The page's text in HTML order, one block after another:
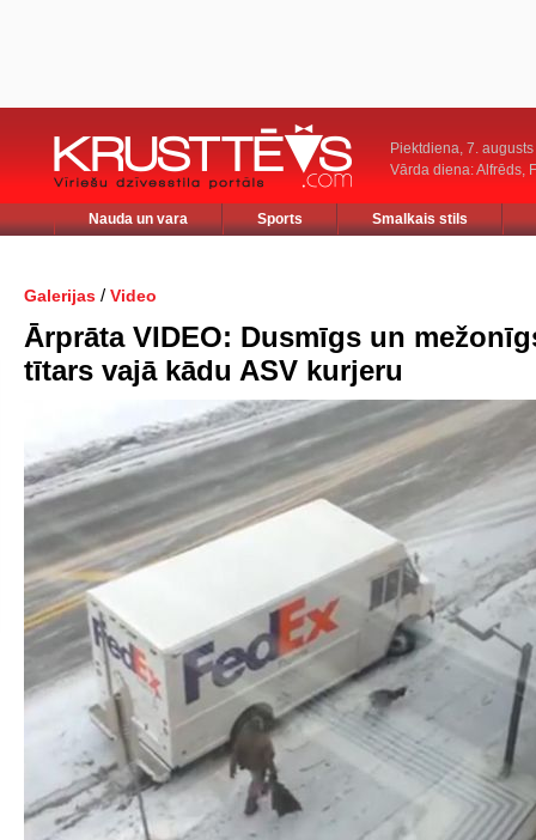
Piektdiena, 7. augusts
Vārda diena: Alfrēds,
Nauda un vara Sports Smalkais stils
Galerijas / Video
Ārprāta VIDEO: Dusmīgs un
tītars vajā kādu ASV kurjeru